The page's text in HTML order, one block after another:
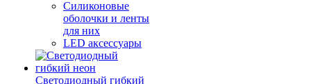
Силиконовые
оболочки и ленты
для них
LED аксессуары
Светодиодный гибкий